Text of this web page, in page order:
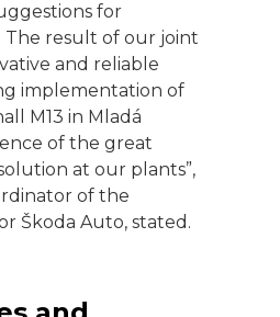
for
The result of our joint
and reliable
implementation of
M13 in Mladá
of the great
at our plants”,
of the
Škoda Auto, stated.